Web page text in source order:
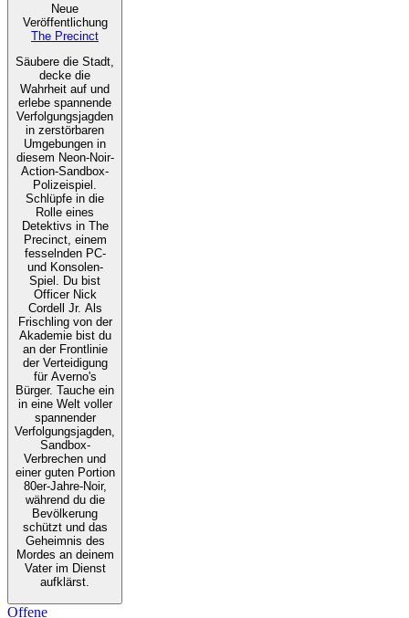
Neue
Veröffentlichung
The Precinct
Säubere die Stadt,
decke die
Wahrheit auf und
erlebe spannende
Verfolgungsjagden
in zerstörbaren
Umgebungen in
diesem Neon-Noir-
Action-Sandbox-
Polizeispiel.
Schlüpfe in die
Rolle eines
Detektivs in The
Precinct, einem
fesselnden PC-
und Konsolen-
Spiel. Du bist
Officer Nick
Cordell Jr. Als
Frischling von der
Akademie bist du
an der Frontlinie
der Verteidigung
für Averno's
Bürger. Tauche ein
in eine Welt voller
spannender
Verfolgungsjagden,
Sandbox-
Verbrechen und
einer guten Portion
80er-Jahre-Noir,
während du die
Bevölkerung
schützt und das
Geheimnis des
Mordes an deinem
Vater im Dienst
aufklärst.
Offene